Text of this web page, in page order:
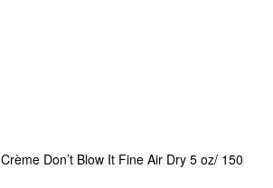
Crème Don’t Blow It Fine Air Dry 5 oz/ 150